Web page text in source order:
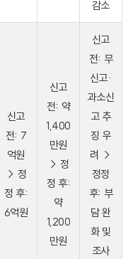
감소
신고
전: 7
억원
→ 정
정 후:
6억원
신고
전: 약
1,400
만원
→ 정
정 후:
약
1,200
만원
신고
전: 무
신고·
과소신
고 추
징 우
려 →
정정
후: 부
담 완
화 및
조사